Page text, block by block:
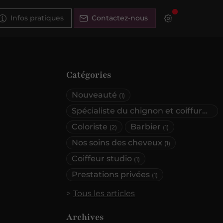
Infos pratiques Contactez-nous
Catégories
Nouveauté (1)
Spécialiste du chignon et coiffure de mariage
Coloriste (2) Barbier (1)
Nos soins des cheveux (1)
Coiffeur studio (1)
Prestations privées (1)
Tous les articles
Archives